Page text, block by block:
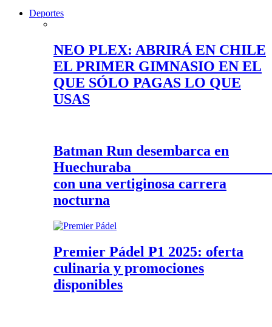
Deportes
NEO PLEX: ABRIRÁ EN CHILE
EL PRIMER GIMNASIO EN EL
QUE SÓLO PAGAS LO QUE
USAS
Batman Run desembarca en
con una vertiginosa carrera
nocturna
Premier Pádel P1 2025: oferta
culinaria y promociones
disponibles